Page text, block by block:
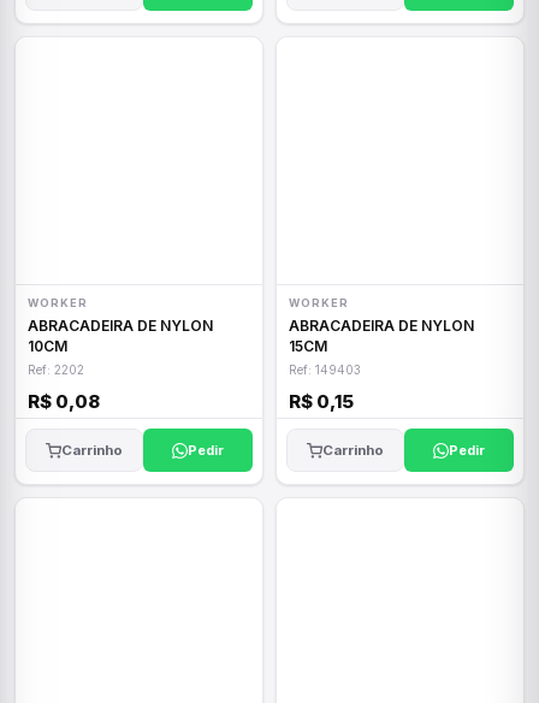
WORKER
ABRACADEIRA DE NYLON
10CM
Ref: 2202
R$ 0,08
Carrinho Pedir
WORKER
ABRACADEIRA DE NYLON
15CM
Ref: 149403
R$ 0,15
Carrinho Pedir